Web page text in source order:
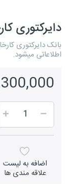
دایرکتوری
اطلاعاتی میشود.
1,300,000
اضافه به لیست
علاقه مندی ها